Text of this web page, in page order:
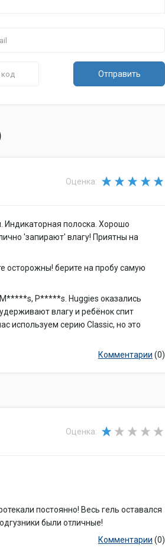
Отправить
Оценка:
Индикаторная полоска. Хорошо
'запирают' влагу! Приятны на
осторожны! берите на пробу самую
P*****s. Huggies оказались
влагу и ребёнок спит
используем серию Classic, но это
Комментарии (0)
Оценка:
постоянно! Весь гель оставался
были отличные!
Комментарии (0)